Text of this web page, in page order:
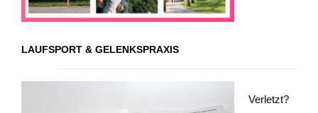
LAUFSPORT & GELENKSPRAXIS
Verletzt?